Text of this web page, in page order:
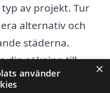
av projekt. Tur
alternativ och
städerna.
din sökning till
×
använder